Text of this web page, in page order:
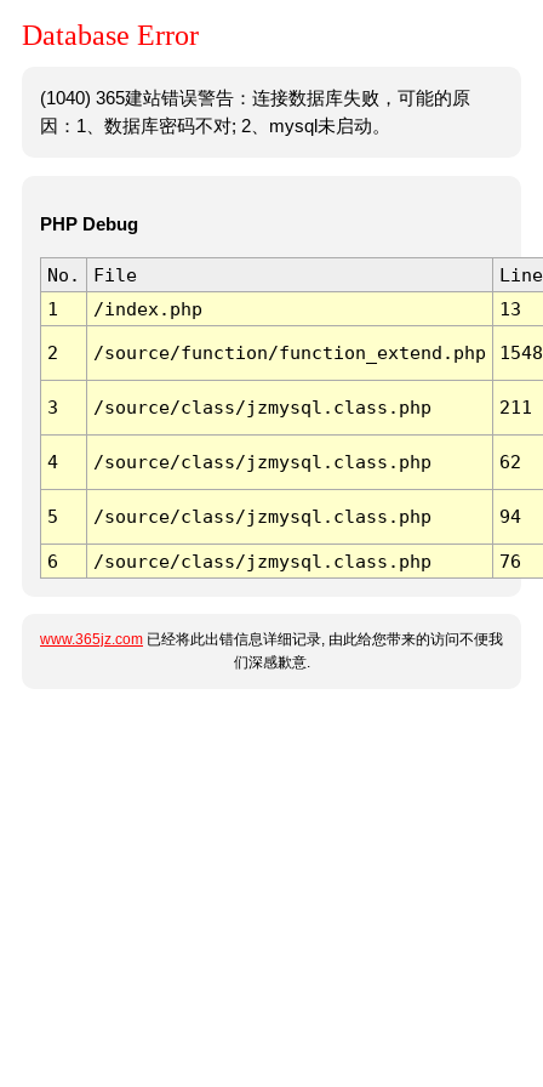
Database Error
(1040) 365建站错误警告：连接数据库失败，可能的原
因：1、数据库密码不对; 2、mysql未启动。
PHP Debug
No. File
Line
1
/index.php 13
2 /source/function/function_extend.php 1548
3 /source/class/jzmysql.class.php 211
4 /source/class/jzmysql.class.php 62
5 /source/class/jzmysql.class.php 94
6 /source/class/jzmysql.class.php 76
www.365jz.com 已经将此出错信息详细记录, 由此给您带来的访问不便我
们深感歉意.